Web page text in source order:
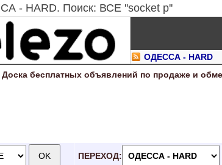
- HARD. Поиск: ВСЕ ''socket p''
ОДЕССА - HARD
Доска бесплатных объявлений по продаже и
ПЕРЕХОД: